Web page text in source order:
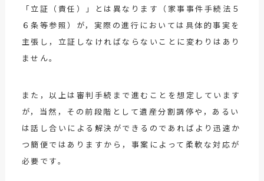
「立証（責任）」とは異なります（家事事件手続法５
６条等参照）が，実際の進行においては具体的事実を
主張し，立証しなければならないことに変わりはあり
ません。
また，以上は審判手続まで進むことを想定しています
が，当然，その前段階として遺産分割調停や，あるい
は話し合いによる解決ができるのであればより迅速か
つ簡便ではありますから，事案によって柔軟な対応が
必要です。